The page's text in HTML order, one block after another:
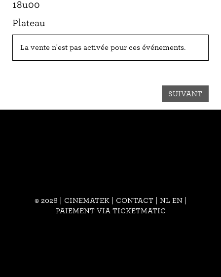
18u00
Plateau
La vente n'est pas activée pour ces événements.
SUIVANT
© 2026 | CINEMATEK | CONTACT| NL EN
PAIEMENT VIA TICKETMATIC